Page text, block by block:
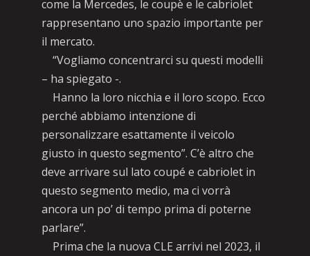
come la Mercedes, le coupè e le cabriolet
rappresentano uno spazio importante per
il mercato.
“Vogliamo concentrarci su questi modelli
– ha spiegato -.
Hanno la loro nicchia e il loro scopo. Ecco
perché abbiamo intenzione di
personalizzare esattamente il veicolo
giusto in questo segmento”. C’è altro che
deve arrivare sul lato coupé e cabriolet in
questo segmento medio, ma ci vorrà
ancora un po’ di tempo prima di poterne
parlare”.
Prima che la nuova CLE arrivi nel 2023, il